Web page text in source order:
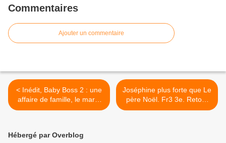
Commentaires
Ajouter un commentaire
< Inédit, Baby Boss 2 : une
affaire de famille, le mardi
26/12/2023 à 21h10 sur
Joséphine plus forte que Le
père Noël. Fr3 3e. Retour
en chute libre pour Lego
Hébergé par Overblog